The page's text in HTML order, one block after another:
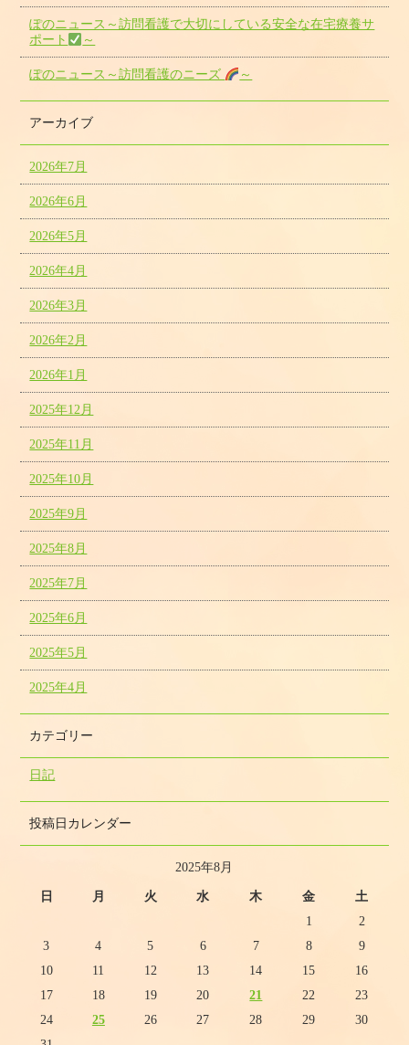
ぽのニュース～訪問看護で大切にしている安全な在宅療養サ
ポート
～
ぽのニュース～訪問看護のニーズ ～
アーカイブ
2026年7月
2026年6月
2026年5月
2026年4月
2026年3月
2026年2月
2026年1月
2025年12月
2025年11月
2025年10月
2025年9月
2025年8月
2025年7月
2025年6月
2025年5月
2025年4月
カテゴリー
日記
投稿日カレンダー
2025年8月
日 月 火 水 木 金
土
1
2
3
4 5 6 7 8
9
10
11 12 13 14 15
16
17
18 19 20 21 22
23
24
25 26 27 28 29
30